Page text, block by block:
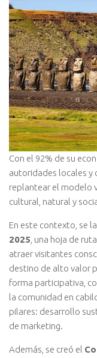
Con el 92% de su
autoridades locales y
replantear el modelo
cultural, natural y
En este contexto, se
2025 , una hoja de
atraer visitantes
destino de alto valor
forma participativa,
la comunidad en
pilares: desarrollo
de marketing.
Además, se creó el